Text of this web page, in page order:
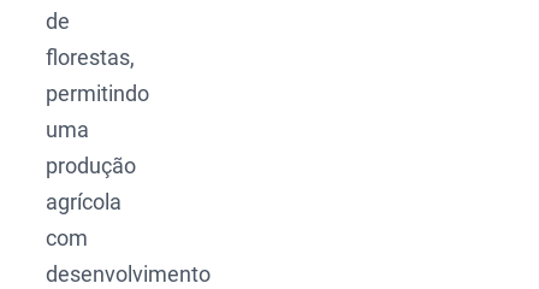
de
florestas,
permitindo
uma
produção
agrícola
com
desenvolvimento